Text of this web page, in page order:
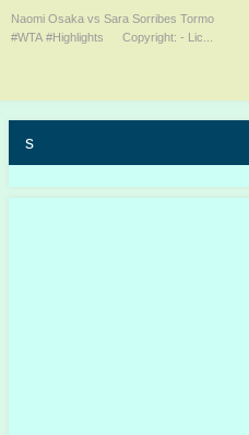
Naomi Osaka vs Sara Sorribes Tormo
#WTA #Highlights © Copyright: - Lic...
s